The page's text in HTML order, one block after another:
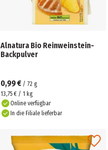
Alnatura Bio Reinweinstein-
Backpulver
0,99 € / 72 g
13,75 € / 1 kg
Online verfügbar
In die Filiale lieferbar